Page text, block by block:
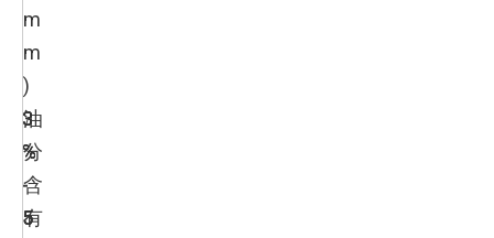
m
m
)
油
分
含
有
3
%
-
5
3
%
-
5
3
%
-
5